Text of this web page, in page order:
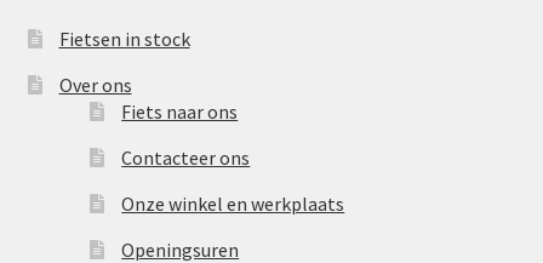
Fietsen in stock
Over ons
Fiets naar ons
Contacteer ons
Onze winkel en werkplaats
Openingsuren